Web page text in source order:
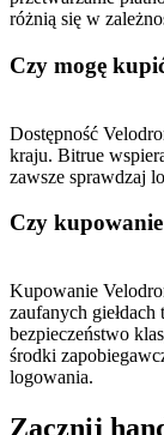
różnią się w
Czy mogę
Dostępność
kraju. Bitrue
zawsze sprawdzaj
Czy
Kupowanie
zaufanych
bezpieczeństwo
środki
logowania.
Zacznij